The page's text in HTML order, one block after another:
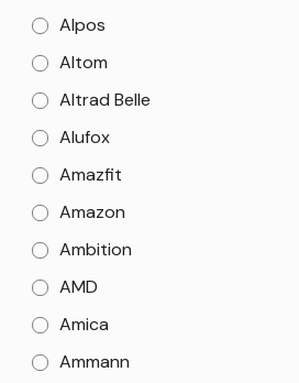
Alpos
Altom
Altrad Belle
Alufox
Amazfit
Amazon
Ambition
AMD
Amica
Ammann